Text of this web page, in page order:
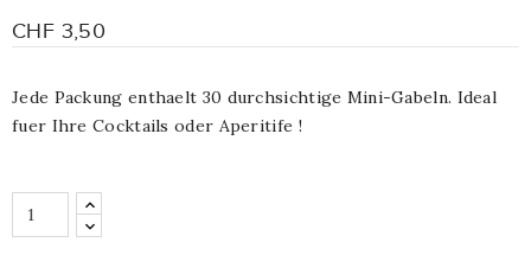
CHF 3,50
Jede Packung enthaelt 30 durchsichtige Mini-Gabeln. Ideal
fuer Ihre Cocktails oder Aperitife !